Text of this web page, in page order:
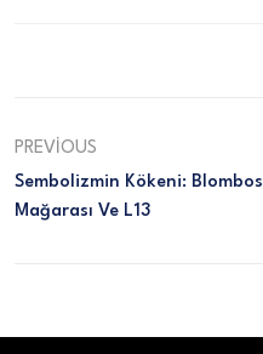
PREVIOUS
Sembolizmin Kökeni: Blombos
Mağarası Ve L13